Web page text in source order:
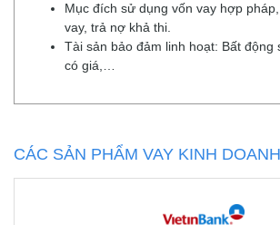
Mục đích sử dụng vốn vay hợp
vay, trả nợ khả thi.
Tài sản bảo đảm linh hoạt: Bất động
có giá,…
CÁC SẢN PHẨM VAY KINH DOANH